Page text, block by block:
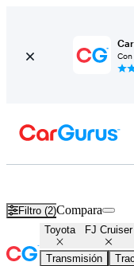
Filtro (2)Compara
Toyota FJ Cruiser
Transmisión